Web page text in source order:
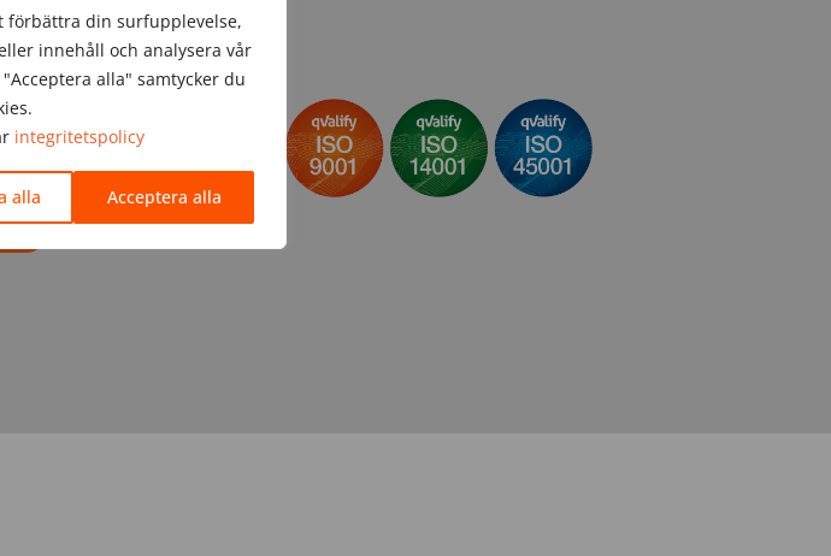
förbättra din surfupplevelse,
innehåll och analysera vår
alla" samtycker du
integritetspolicy
alla Acceptera alla